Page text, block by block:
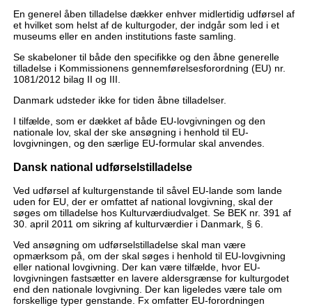
En generel åben tilladelse dækker enhver midlertidig udførsel af
et hvilket som helst af de kulturgoder, der indgår som led i et
museums eller en anden institutions faste samling.
Se skabeloner til både den specifikke og den åbne generelle
tilladelse i Kommissionens gennemførelsesforordning (EU) nr.
1081/2012 bilag II og III.
Danmark udsteder ikke for tiden åbne tilladelser.
I tilfælde, som er dækket af både EU-lovgivningen og den
nationale lov, skal der ske ansøgning i henhold til EU-
lovgivningen, og den særlige EU-formular skal anvendes.
Dansk national udførselstilladelse
Ved udførsel af kulturgenstande til såvel EU-lande som lande
uden for EU, der er omfattet af national lovgivning, skal der
søges om tilladelse hos Kulturværdiudvalget. Se BEK nr. 391 af
30. april 2011 om sikring af kulturværdier i Danmark, § 6.
Ved ansøgning om udførselstilladelse skal man være
opmærksom på, om der skal søges i henhold til EU-lovgivning
eller national lovgivning. Der kan være tilfælde, hvor EU-
lovgivningen fastsætter en lavere aldersgrænse for kulturgodet
end den nationale lovgivning. Der kan ligeledes være tale om
forskellige typer genstande. Fx omfatter EU-forordningen